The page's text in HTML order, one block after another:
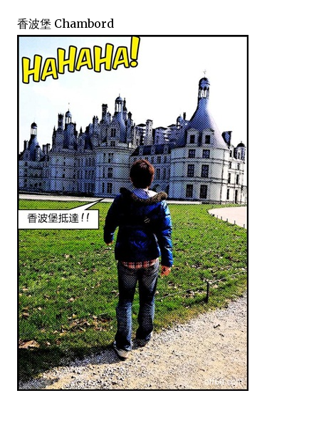
香波堡 Chambord